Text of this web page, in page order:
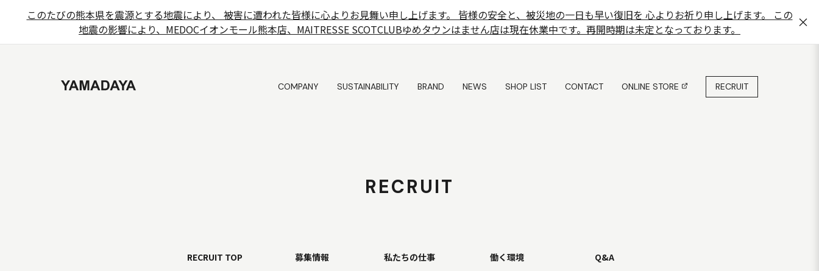
このたびの熊本県を震源とする地震により、 被害に遭われた皆様に心よりお見舞い申し上げます。 皆様の安全と、被災地の一日も早い復旧を 心よりお祈り申し上げます。 この
地震の影響により、MEDOCイオンモール熊本店、MAITRESSE SCOTCLUBゆめタウンはません店は現在休業中です。再開時期は未定となっております。
×
COMPANY
SUSTAINABILITY
BRAND
NEWS
SHOP LIST
CONTACT
ONLINE STORE
RECRUIT
RECRUIT
RECRUIT TOP 募集情報 私たちの仕事 働く環境 Q&A